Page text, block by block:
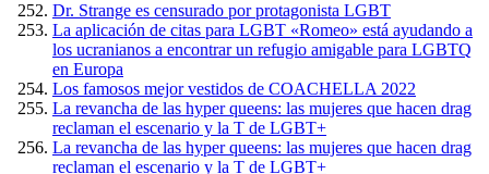
Dr. Strange es censurado por protagonista LGBT
La aplicación de citas para LGBT «Romeo» está ayudando a
los ucranianos a encontrar un refugio amigable para LGBTQ
en Europa
Los famosos mejor vestidos de COACHELLA 2022
La revancha de las hyper queens: las mujeres que hacen drag
reclaman el escenario y la T de LGBT+
La revancha de las hyper queens: las mujeres que hacen drag
reclaman el escenario y la T de LGBT+